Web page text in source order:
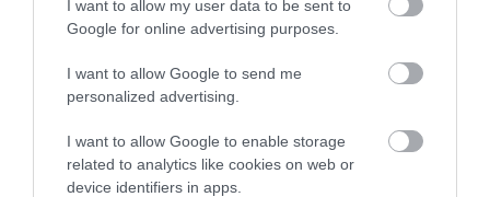
I want to allow my user data to be sent to
Google for online advertising purposes.
I want to allow Google to send me
personalized advertising.
I want to allow Google to enable storage
related to analytics like cookies on web or
device identifiers in apps.